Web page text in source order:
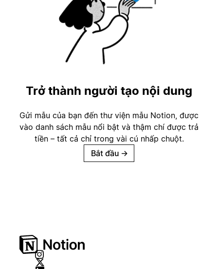
Trở thành người tạo nội dung
Gửi mẫu của bạn đến thư viện mẫu Notion, được
vào danh sách mẫu nổi bật và thậm chí được trả
tiền – tất cả chỉ trong vài cú nhấp chuột.
Bắt đầu →